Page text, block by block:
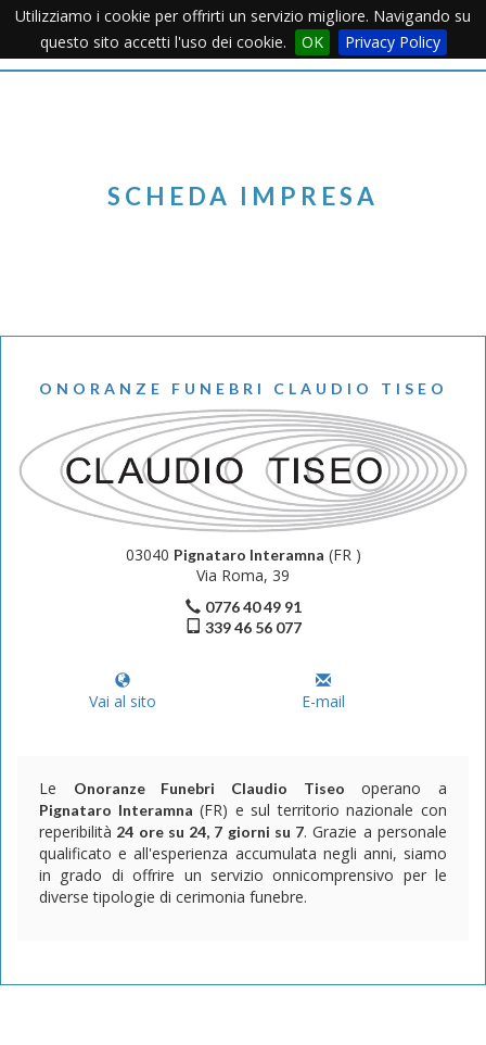
Utilizziamo i cookie per offrirti un servizio migliore. Navigando su
questo sito accetti l'uso dei cookie.
OK Privacy PolicyMenu
SCHEDA IMPRESA
ONORANZE FUNEBRI CLAUDIO TISEO
03040 Pignataro Interamna (FR )
Via Roma, 39
0776 40 49 91
339 46 56 077
Vai al sito E-mail
Le Onoranze Funebri Claudio Tiseo operano a
Pignataro Interamna (FR) e sul territorio nazionale con
reperibilità 24 ore su 24, 7 giorni su 7. Grazie a personale
qualificato e all'esperienza accumulata negli anni, siamo
in grado di offrire un servizio onnicomprensivo per le
diverse tipologie di cerimonia funebre.